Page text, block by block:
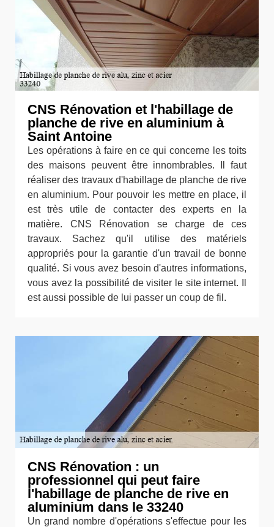
CNS Rénovation et l'habillage de
planche de rive en aluminium à
Saint Antoine
Les opérations à faire en ce qui concerne les toits
des maisons peuvent être innombrables. Il faut
réaliser des travaux d'habillage de planche de rive
en aluminium. Pour pouvoir les mettre en place, il
est très utile de contacter des experts en la
matière. CNS Rénovation se charge de ces
travaux. Sachez qu'il utilise des matériels
appropriés pour la garantie d'un travail de bonne
qualité. Si vous avez besoin d'autres informations,
vous avez la possibilité de visiter le site internet. Il
est aussi possible de lui passer un coup de fil.
CNS Rénovation : un
professionnel qui peut faire
l'habillage de planche de rive en
aluminium dans le 33240
Un grand nombre d'opérations s'effectue pour les